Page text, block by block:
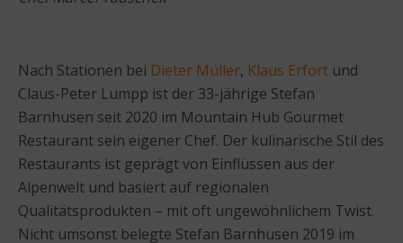
Nach Stationen bei Dieter Müller, Klaus Erfort und
Claus-Peter Lumpp ist der 33-jährige Stefan
Barnhusen seit 2020 im Mountain Hub Gourmet
Restaurant sein eigener Chef. Der kulinarische Stil des
Restaurants ist geprägt von Einflüssen aus der
Alpenwelt und basiert auf regionalen
Qualitätsprodukten – mit oft ungewöhnlichem Twist.
Nicht umsonst belegte Stefan Barnhusen 2019 im